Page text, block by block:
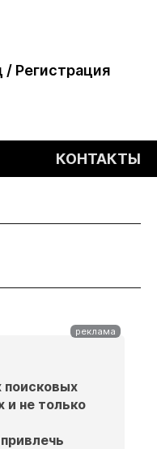
/ Регистрация
КОНТАКТЫ
поисковых
и не только